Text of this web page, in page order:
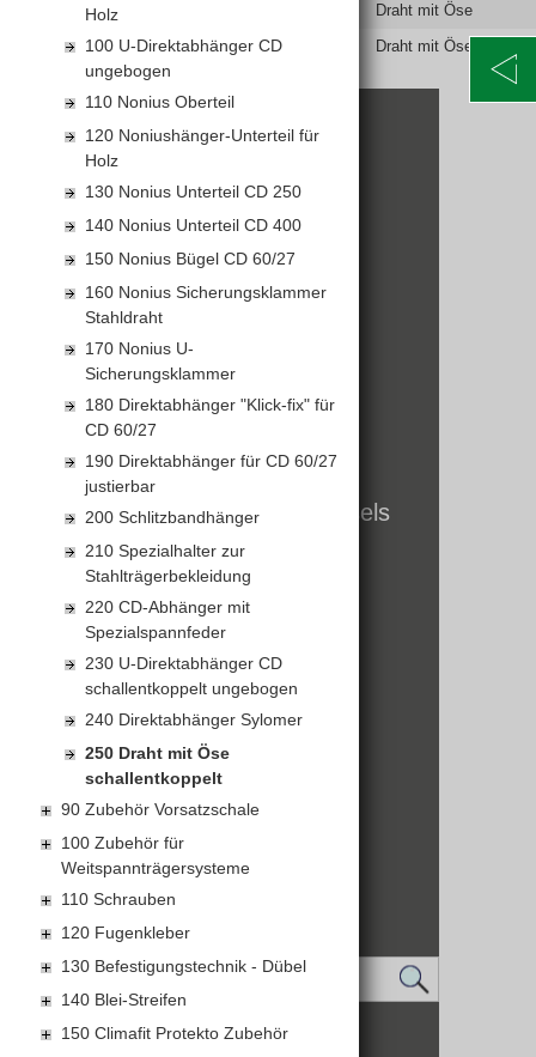
Holz
100 U-Direktabhänger CD
ungebogen
110 Nonius Oberteil
120 Noniushänger-Unterteil für
Holz
130 Nonius Unterteil CD 250
140 Nonius Unterteil CD 400
150 Nonius Bügel CD 60/27
160 Nonius Sicherungsklammer
Stahldraht
170 Nonius U-
Sicherungsklammer
180 Direktabhänger "Klick-fix" für
CD 60/27
190 Direktabhänger für CD 60/27
justierbar
200 Schlitzbandhänger
210 Spezialhalter zur
Stahlträgerbekleidung
220 CD-Abhänger mit
Spezialspannfeder
230 U-Direktabhänger CD
schallentkoppelt ungebogen
240 Direktabhänger Sylomer
250 Draht mit Öse
schallentkoppelt
90 Zubehör Vorsatzschale
100 Zubehör für
Weitspannträgersysteme
110 Schrauben
120 Fugenkleber
130 Befestigungstechnik - Dübel
140 Blei-Streifen
150 Climafit Protekto Zubehör
9002869608107 Draht mit Öse
9002869608114 5200673099 Draht mit Öse
KONTAKT
Alte Poststraße 171
A-8020 Graz
info@kormann.at
ÖFFNUNGSZEITEN
MO-DO:
06:30 - 17:00 Uhr
06:30 - 14:00 Uhr
geschlossen
Öffnungszeiten zum Jahreswechsels
IMPRESSUM